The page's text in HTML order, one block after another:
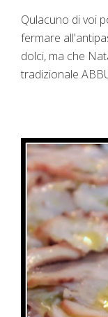
Qulacuno di voi
fermare
dolci, ma che
tradizionale